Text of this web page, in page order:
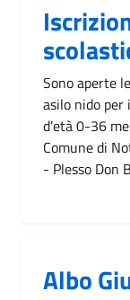
Sono aperte
asilo nido
d’età 0-36
Comune di
- Plesso Don
Albo